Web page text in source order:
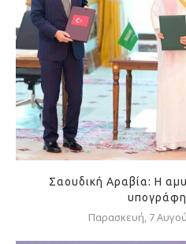
Σαουδική Αραβία: Η
Παρασκευή, 7